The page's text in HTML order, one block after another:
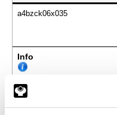
a4bzck06x035
Info